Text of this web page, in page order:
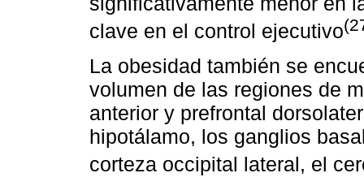
clave en el control ejecutivo
La obesidad también se
volumen de las regiones de
anterior y prefrontal
hipotálamo, los ganglios
corteza occipital lateral, el